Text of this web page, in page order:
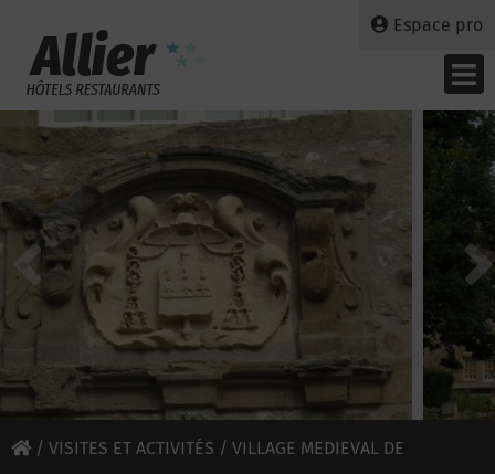
Espace pro
/ VISITES ET ACTIVITÉS / VILLAGE MEDIEVAL DE